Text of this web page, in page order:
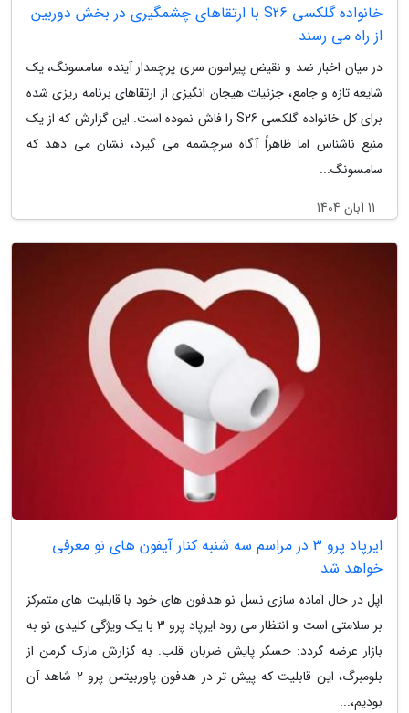
خانواده گلکسی S26 با ارتقاهای چشمگیری در بخش دوربین
از راه می رسند
در میان اخبار ضد و نقیض پیرامون سری پرچمدار آینده سامسونگ، یک
شایعه تازه و جامع، جزئیات هیجان انگیزی از ارتقاهای برنامه ریزی شده
برای کل خانواده گلکسی S26 را فاش نموده است. این گزارش که از یک
منبع ناشناس اما ظاهراً آگاه سرچشمه می گیرد، نشان می دهد که
سامسونگ...
11 آبان 1404
ایرپاد پرو 3 در مراسم سه شنبه کنار آیفون های نو معرفی
خواهد شد
اپل در حال آماده سازی نسل نو هدفون های خود با قابلیت های متمرکز
بر سلامتی است و انتظار می رود ایرپاد پرو 3 با یک ویژگی کلیدی نو به
بازار عرضه گردد: حسگر پایش ضربان قلب. به گزارش مارک گرمن از
بلومبرگ، این قابلیت که پیش تر در هدفون پاوربیتس پرو 2 شاهد آن
بودیم،...